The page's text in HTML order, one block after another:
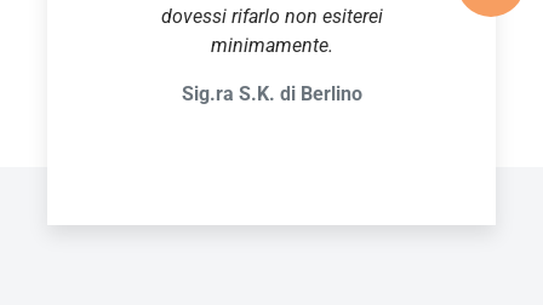
dovessi rifarlo non esiterei
minimamente.
Sig.ra S.K. di Berlino